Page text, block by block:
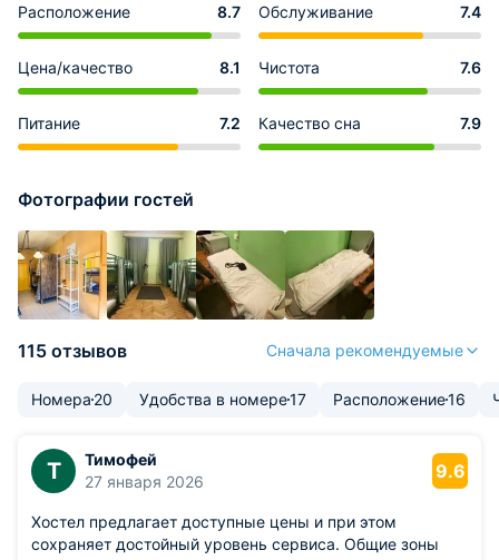
Расположение 8.7 Обслуживание 7.4
Цена/качество 8.1 Чистота 7.6
Питание 7.2 Качество сна 7.9
Фотографии гостей
115 отзывов Сначала рекомендуемые
Номера 20 Удобства в номере17 Расположение16
Т
Тимофей
27 января 2026
9.6
Хостел предлагает доступные цены и при этом
сохраняет достойный уровень сервиса. Общие зоны